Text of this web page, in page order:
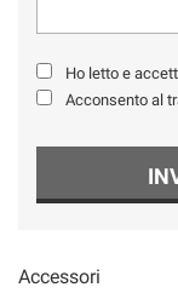
Ho letto e
Acconsento al
Accessori